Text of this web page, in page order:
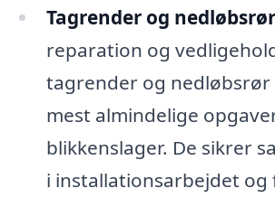
Tagrender og
reparation og
tagrender og nedløbsrør
mest almindelige
blikkenslager. De sikrer
i installationsarbejdet